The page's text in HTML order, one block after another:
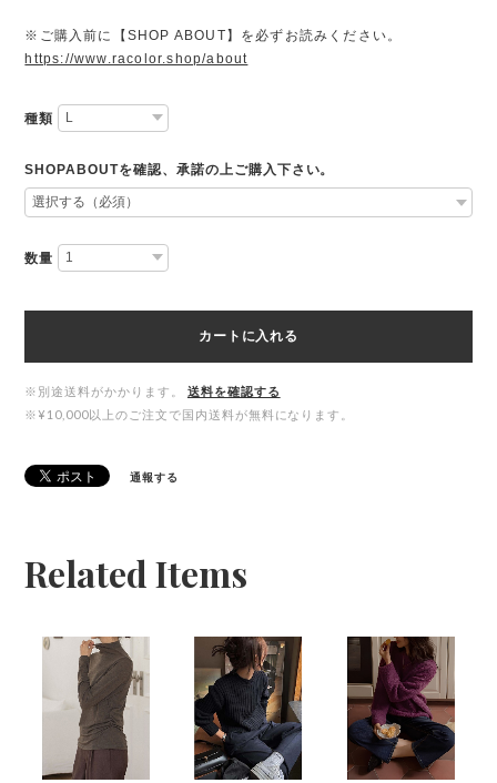
※ご購入前に【SHOP ABOUT】を必ずお読みください。
https://www.racolor.shop/about
種類
SHOPABOUTを確認、承諾の上ご購入下さい。
数量
カートに入れる
※別途送料がかかります。
送料を確認する
※¥10,000以上のご注文で国内送料が無料になります。
通報する
Related Items